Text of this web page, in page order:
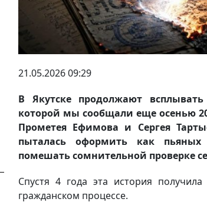
21.05.2026 09:29
В Якутске продолжают
которой мы сообщали еще осенью
Прометея Ефимова и Сергея
пыталась оформить как
помешать сомнительной проверке
Спустя 4 года эта история
гражданском процессе.